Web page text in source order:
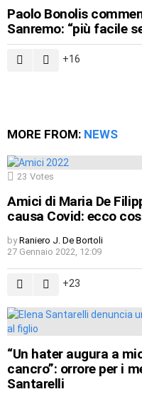
Paolo Bonolis
Sanremo: “più facile
16
MORE FROM: NEWS
23 Votes
Amici di Maria De
causa Covid: ecco
by Raniero J. De Bortoli
27 Gennaio 2022, 12:09
23
“Un hater augura a
cancro”: orrore per i
Santarelli